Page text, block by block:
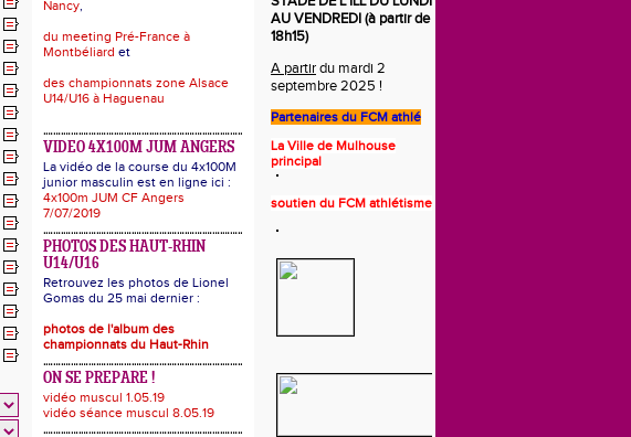
Nancy,
du meeting Pré-France à
Montbéliard et
des championnats zone Alsace
U14/U16 à Haguenau
VIDEO 4X100M JUM ANGERS
La vidéo de la course du 4x100M
junior masculin est en ligne ici :
4x100m JUM CF Angers
7/07/2019
PHOTOS DES HAUT-RHIN
U14/U16
Retrouvez les photos de Lionel
Gomas du 25 mai dernier :
photos de l'album des
championnats du Haut-Rhin
ON SE PREPARE !
vidéo muscul 1.05.19
vidéo séance muscul 8.05.19
AU VENDREDI (à partir de
18h15)
A partirdu mardi 2
septembre 2025 !
Partenaires du FCM athlé
La Ville de Mulhouse
principal
soutien du FCM athlétisme